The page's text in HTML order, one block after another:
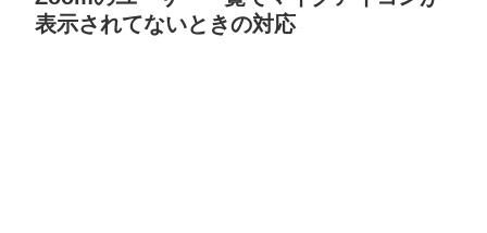
表示されてないときの対応